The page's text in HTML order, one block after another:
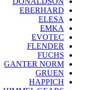
EBERHARD
ELESA
EMKA
EVOTEC
FLENDER
FUCHS
GANTER NORM
GRUEN
HAPPICH